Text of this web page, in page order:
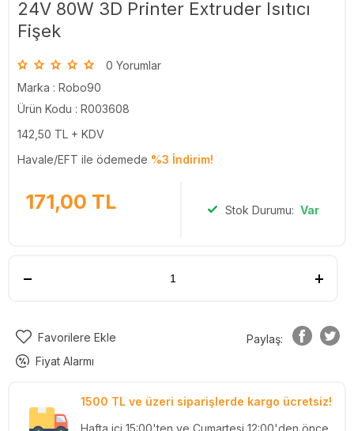
24V 80W 3D Printer Extruder Isıtıcı
Fişek
0 Yorumlar
Marka : Robo90
Ürün Kodu : R003608
142,50 TL + KDV
Havale/EFT ile ödemede %3 İndirim!
171,00 TL Stok Durumu: Var
Favorilere Ekle
Fiyat Alarmı
Paylaş:
1500 TL ve üzeri siparişlerde kargo ücretsiz!